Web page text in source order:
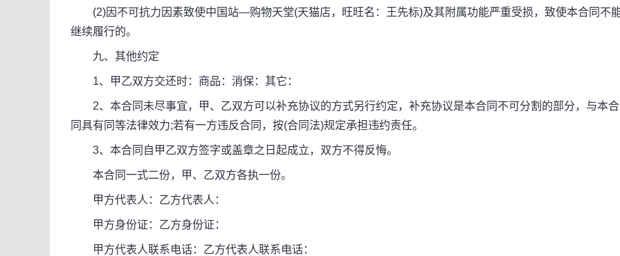
(2)因不可抗力因素致使中国站—购物天堂(天猫店，旺旺名：王先标)及其附属功能严重受损，致使本合同不
继续履行的。
九、其他约定
1、甲乙双方交还时：商品：消保：其它：
2、本合同未尽事宜，甲、乙双方可以补充协议的方式另行约定，补充协议是本合同不可分割的部分，与本合
同具有同等法律效力;若有一方违反合同，按(合同法)规定承担违约责任。
3、本合同自甲乙双方签字或盖章之日起成立，双方不得反悔。
本合同一式二份，甲、乙双方各执一份。
甲方代表人：乙方代表人：
甲方身份证：乙方身份证：
甲方代表人联系电话：乙方代表人联系电话：